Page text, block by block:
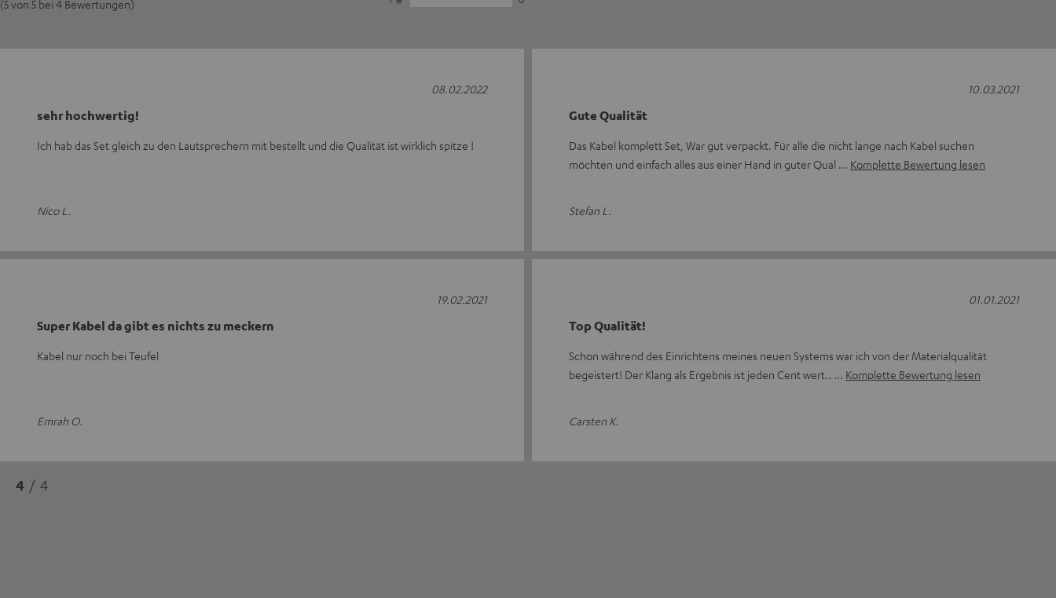
(5 von 5 bei 4 Bewertungen)
sehr hochwertig!
Ich hab das Set gleich zu den Lautsprechern mit bestellt und die Qualität ist wirklich spitze !
Nico L.
08.02.2022
Gute Qualität
Das Kabel komplett Set, War gut verpackt. Für alle die nicht lange nach Kabel suchen
möchten und einfach alles aus einer Hand in guter Qual
Komplette Bewertung lesen
Stefan L.
10.03.2021
Super Kabel da gibt es nichts zu meckern
Kabel nur noch bei Teufel
Emrah O.
19.02.2021
Top Qualität!
Schon während des Einrichtens meines neuen Systems war ich von der Materialqualität
begeistert! Der Klang als Ergebnis ist jeden Cent wert..
Komplette Bewertung lesen
Carsten K.
01.01.2021
4 / 4